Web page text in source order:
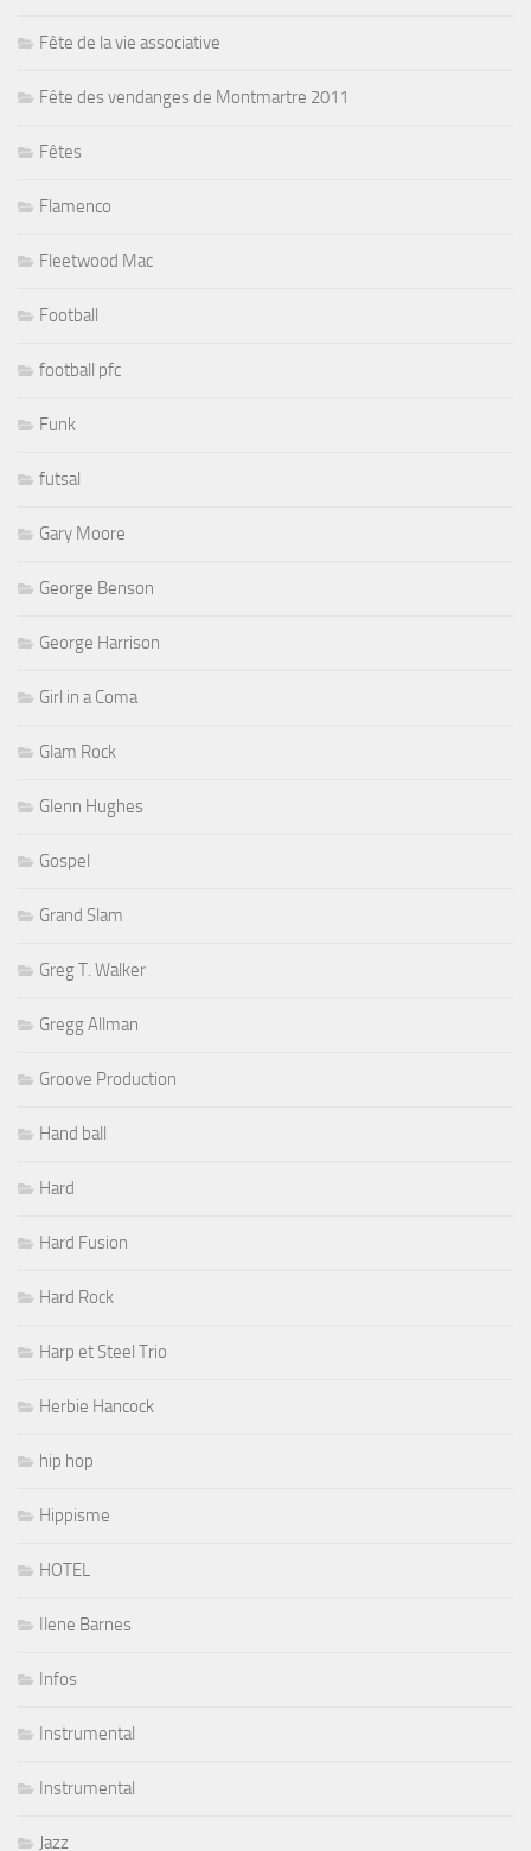
Fête de la vie associative
Fête des vendanges de Montmartre 2011
Fêtes
Flamenco
Fleetwood Mac
Football
football pfc
Funk
futsal
Gary Moore
George Benson
George Harrison
Girl in a Coma
Glam Rock
Glenn Hughes
Gospel
Grand Slam
Greg T. Walker
Gregg Allman
Groove Production
Hand ball
Hard
Hard Fusion
Hard Rock
Harp et Steel Trio
Herbie Hancock
hip hop
Hippisme
HOTEL
Ilene Barnes
Infos
Instrumental
Instrumental
Jazz